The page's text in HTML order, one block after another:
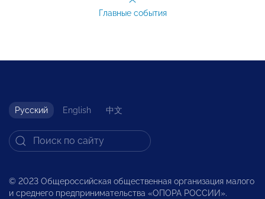
Главные события
Русский English 中文
© 2023 Общероссийская общественная организация малого
и среднего предпринимательства «ОПОРА РОССИИ».